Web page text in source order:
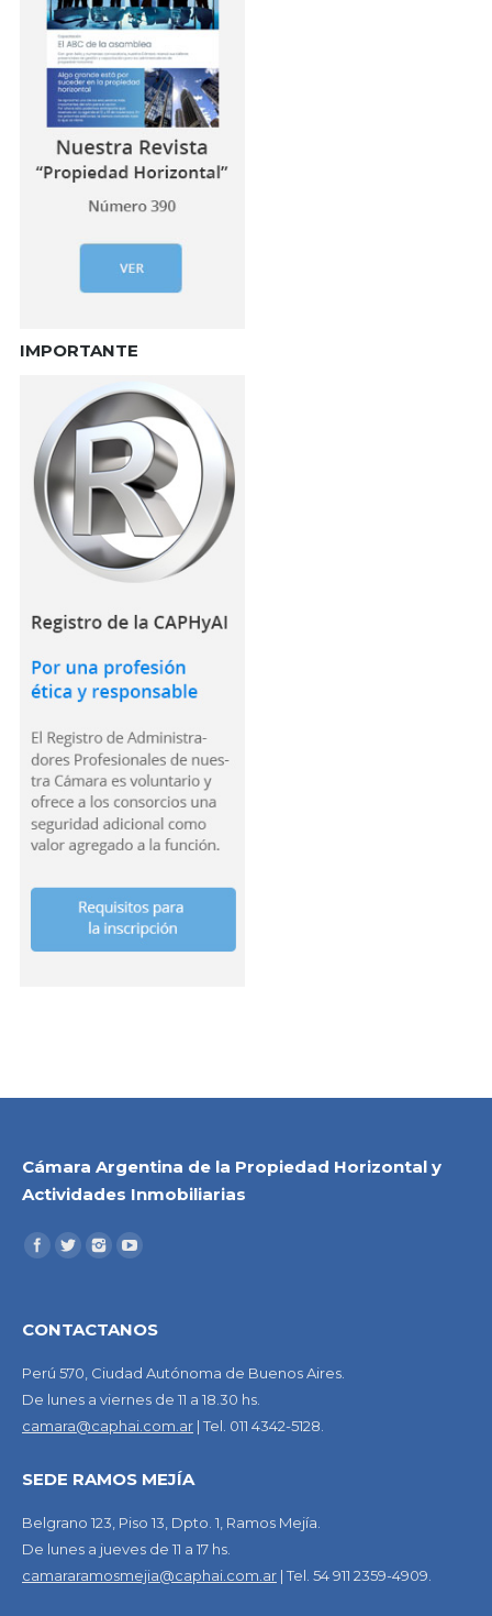
IMPORTANTE
Cámara Argentina de la Propiedad Horizontal y
Actividades Inmobiliarias
CONTACTANOS
Perú 570, Ciudad Autónoma de Buenos Aires.
De lunes a viernes de 11 a 18.30 hs.
camara@caphai.com.ar | Tel. 011 4342-5128.
SEDE RAMOS MEJÍA
Belgrano 123, Piso 13, Dpto. 1, Ramos Mejía.
De lunes a jueves de 11 a 17 hs.
camararamosmejia@caphai.com.ar | Tel. 54 911 2359-4909.